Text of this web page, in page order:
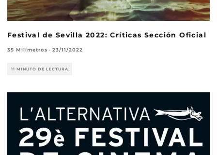
Festival de Sevilla 2022: Críticas Sección Oficial
35 Milímetros · 23/11/2022
11 MINUTO DE LECTURA